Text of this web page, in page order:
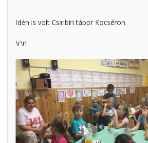
Idén is volt Csiribiri tábor Kocséron
\r\n